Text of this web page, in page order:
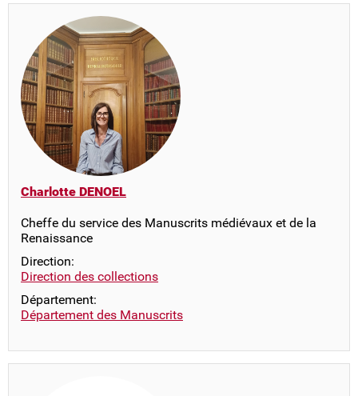
Charlotte DENOEL
Cheffe du service des Manuscrits médiévaux et de la
Renaissance
Direction:
Direction des collections
Département:
Département des Manuscrits